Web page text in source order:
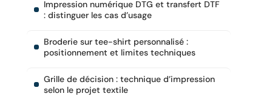
Impression numérique DTG et transfert DTF
: distinguer les cas d’usage
Broderie sur tee-shirt personnalisé :
positionnement et limites techniques
Grille de décision : technique d’impression
selon le projet textile